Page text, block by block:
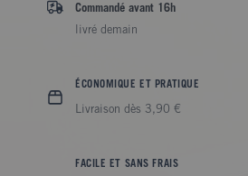
Commandé avant 16h
livré demain
ÉCONOMIQUE ET PRATIQUE
Livraison dès 3,90 €
FACILE ET SANS FRAIS